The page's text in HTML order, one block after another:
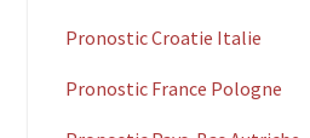
Pronostic Croatie Italie
Pronostic France Pologne